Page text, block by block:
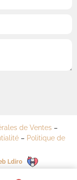
de Ventes–
– Politique de
Ldiro